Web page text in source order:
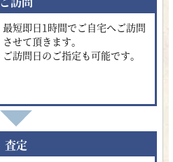
最短即日1時間でご自宅へご訪問
させて頂きます。
ご訪問日のご指定も可能です。
査定